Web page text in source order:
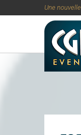
Aller au contenu
Une